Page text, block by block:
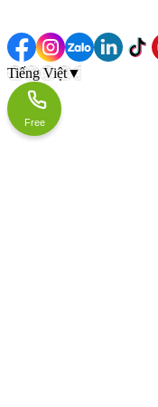
Tiếng Việt▼
Free